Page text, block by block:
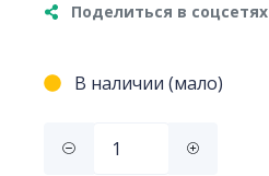
Поделиться в соцсетях
В наличии (мало)